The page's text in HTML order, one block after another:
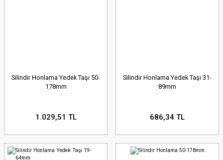
Silindir Honlama Yedek Taşı 50-
178mm
1.029,51 TL
Silindir Honlama Yedek Taşı 31-
89mm
686,34 TL